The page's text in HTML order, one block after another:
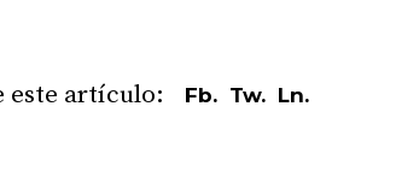
Fb. Tw. Ln.